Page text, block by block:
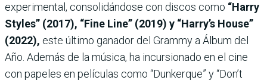
experimental, consolidándose con discos como “Harry
Styles” (2017), “Fine Line” (2019) y “Harry’s House”
(2022), este último ganador del Grammy a Álbum del
Año. Además de la música, ha incursionado en el cine
con papeles en películas como “Dunkerque” y “Don’t